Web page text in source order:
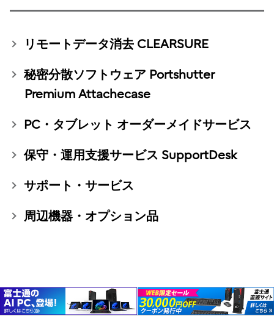
リモートデータ消去 CLEARSURE
秘密分散ソフトウェア Portshutter
Premium Attachecase
PC・タブレット オーダーメイドサービス
保守・運用支援サービス SupportDesk
サポート・サービス
周辺機器・オプション品